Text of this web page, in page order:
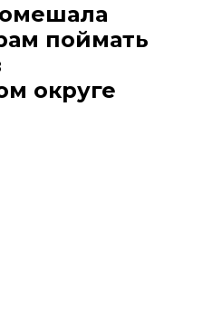
поймать
округе